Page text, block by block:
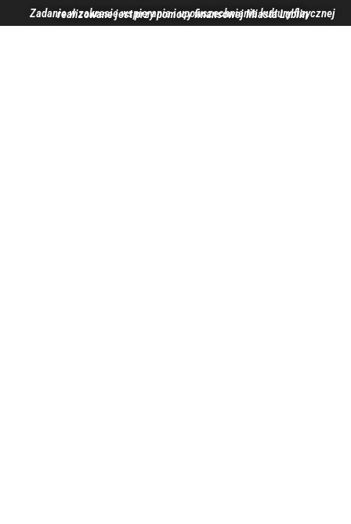
Zadanie w zakresie wspierania i upowszechniania kultury fizycznej realizowane jest przy pomocy finansowej Miasta Lublin